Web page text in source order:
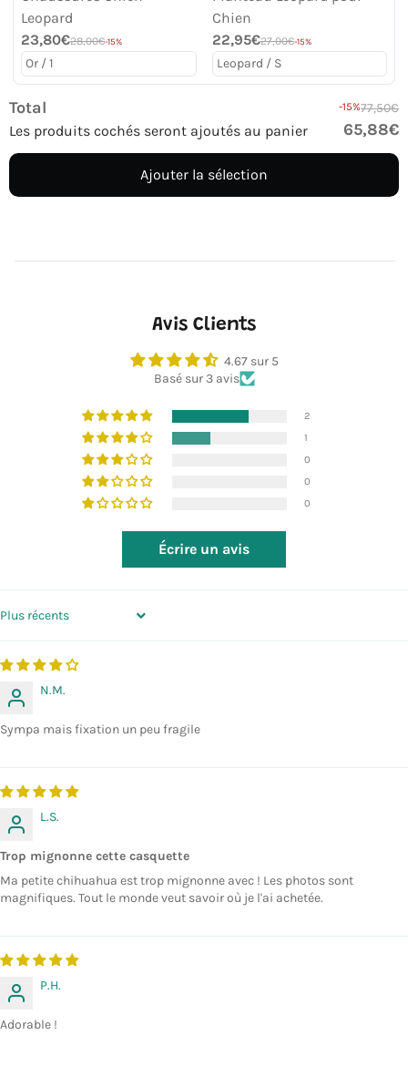
Leopard
23,80€28,00€-15%
Chien
22,95€27,00€-15%
Total
Les produits cochés seront ajoutés au panier
-15%77,50€
65,88€
Ajouter la sélection
Avis Clients
4.67 sur 5
Basé sur 3 avis
2
1
0
0
0
Écrire un avis
SORT BY
N.M.
Sympa mais fixation un peu fragile
L.S.
Trop mignonne cette casquette
Ma petite chihuahua est trop mignonne avec ! Les photos sont
magnifiques. Tout le monde veut savoir où je l'ai achetée.
P.H.
Adorable !